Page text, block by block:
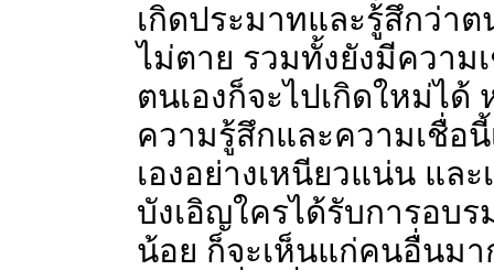
เกิดประมาทและรู้สึกว่าต
ไม่ตาย รวมทั้งยังมีความ
ตนเองก็จะไปเกิดใหม่ไ
ความรู้สึกและความเชื่อ
เองอย่างเหนียวแน่น แล
บังเอิญใครได้รับการอบ
น้อย ก็จะเห็นแก่คนอื่นมา